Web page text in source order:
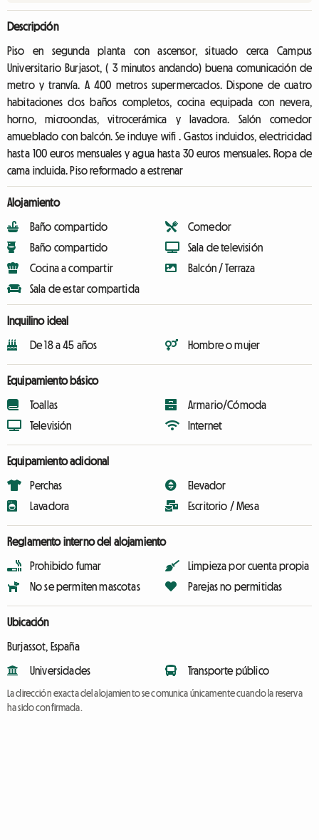
Descripción
Piso en segunda planta con ascensor, situado cerca Campus
Universitario Burjasot, ( 3 minutos andando) buena comunicación de
metro y tranvía. A 400 metros supermercados. Dispone de cuatro
habitaciones dos baños completos, cocina equipada con nevera,
horno, microondas, vitrocerámica y lavadora. Salón comedor
amueblado con balcón. Se incluye wifi . Gastos incluidos, electricidad
hasta 100 euros mensuales y agua hasta 30 euros mensuales. Ropa de
cama incluida. Piso reformado a estrenar
Alojamiento
Baño compartido
Baño compartido
Cocina a compartir
Sala de estar compartida
Comedor
Sala de televisión
Balcón / Terraza
Inquilino ideal
De 18 a 45 años Hombre o mujer
Equipamiento básico
Toallas
Televisión
Armario/Cómoda
Internet
Equipamiento adicional
Perchas
Lavadora
Elevador
Escritorio / Mesa
Reglamento interno del alojamiento
Prohibido fumar
No se permiten mascotas
Limpieza por cuenta propia
Parejas no permitidas
Ubicación
Burjassot, España
Universidades Transporte público
La dirección exacta del alojamiento se comunica únicamente cuando la reserva
ha sido confirmada.